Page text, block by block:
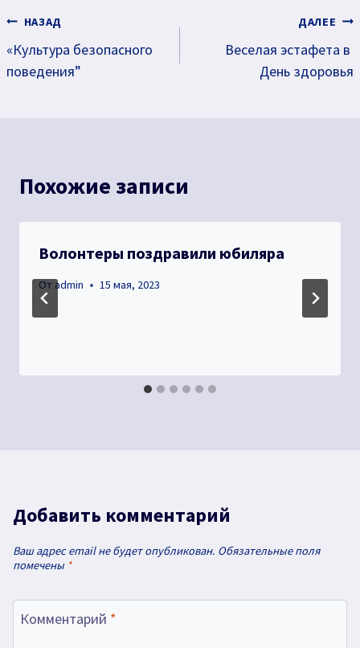
Навигация
по
НАЗАД
«Культура безопасного
поведения”
ДАЛЕЕ
Веселая эстафета в
День здоровья
Похожие записи
Волонтеры поздравили юбиляра
От admin 15 мая, 2023
Добавить комментарий
Ваш адрес email не будет опубликован. Обязательные поля
помечены *
Комментарий *